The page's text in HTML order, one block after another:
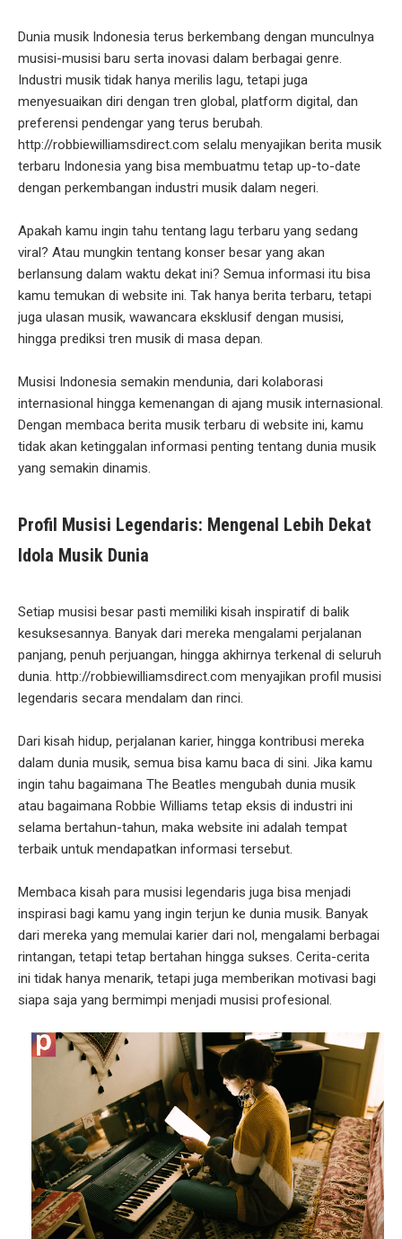
Dunia musik Indonesia terus berkembang dengan munculnya
musisi-musisi baru serta inovasi dalam berbagai genre.
Industri musik tidak hanya merilis lagu, tetapi juga
menyesuaikan diri dengan tren global, platform digital, dan
preferensi pendengar yang terus berubah.
http://robbiewilliamsdirect.com selalu menyajikan berita musik
terbaru Indonesia yang bisa membuatmu tetap up-to-date
dengan perkembangan industri musik dalam negeri.
Apakah kamu ingin tahu tentang lagu terbaru yang sedang
viral? Atau mungkin tentang konser besar yang akan
berlansung dalam waktu dekat ini? Semua informasi itu bisa
kamu temukan di website ini. Tak hanya berita terbaru, tetapi
juga ulasan musik, wawancara eksklusif dengan musisi,
hingga prediksi tren musik di masa depan.
Musisi Indonesia semakin mendunia, dari kolaborasi
internasional hingga kemenangan di ajang musik internasional.
Dengan membaca berita musik terbaru di website ini, kamu
tidak akan ketinggalan informasi penting tentang dunia musik
yang semakin dinamis.
Profil Musisi Legendaris: Mengenal Lebih Dekat
Idola Musik Dunia
Setiap musisi besar pasti memiliki kisah inspiratif di balik
kesuksesannya. Banyak dari mereka mengalami perjalanan
panjang, penuh perjuangan, hingga akhirnya terkenal di seluruh
dunia. http://robbiewilliamsdirect.com menyajikan profil musisi
legendaris secara mendalam dan rinci.
Dari kisah hidup, perjalanan karier, hingga kontribusi mereka
dalam dunia musik, semua bisa kamu baca di sini. Jika kamu
ingin tahu bagaimana The Beatles mengubah dunia musik
atau bagaimana Robbie Williams tetap eksis di industri ini
selama bertahun-tahun, maka website ini adalah tempat
terbaik untuk mendapatkan informasi tersebut.
Membaca kisah para musisi legendaris juga bisa menjadi
inspirasi bagi kamu yang ingin terjun ke dunia musik. Banyak
dari mereka yang memulai karier dari nol, mengalami berbagai
rintangan, tetapi tetap bertahan hingga sukses. Cerita-cerita
ini tidak hanya menarik, tetapi juga memberikan motivasi bagi
siapa saja yang bermimpi menjadi musisi profesional.